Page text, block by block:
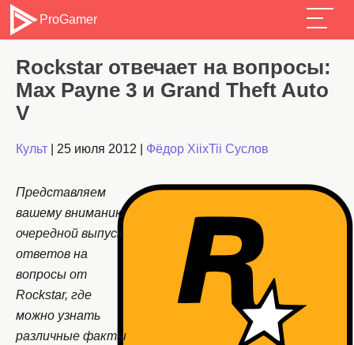
ProGamer
Rockstar отвечает на вопросы:
Max Payne 3 и Grand Theft Auto
V
Культ 25 июля 2012 Фёдор XiixTii Суслов
Представляем
вашему вниманию
очередной выпуск
ответов на
вопросы от
Rockstar, где
можно узнать
различные факты